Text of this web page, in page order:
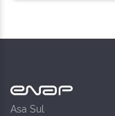
Asa Sul